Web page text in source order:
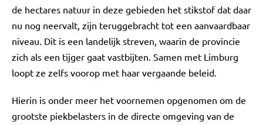
de hectares natuur in deze gebieden het stikstof dat daar
nu nog neervalt, zijn teruggebracht tot een aanvaardbaar
niveau. Dit is een landelijk streven, waarin de provincie
zich als een tijger gaat vastbijten. Samen met Limburg
loopt ze zelfs voorop met haar vergaande beleid.
Hierin is onder meer het voornemen opgenomen om de
grootste piekbelasters in de directe omgeving van de